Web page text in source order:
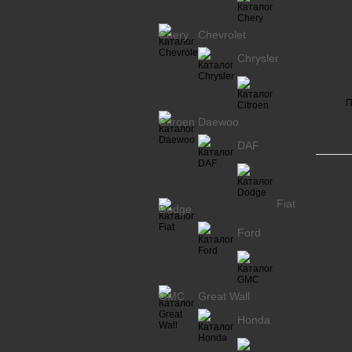
Chery
Chevrolet
Chrysler
Citroen Daewoo
DAF
Dodge Fiat
Ford
GMC
Great Wall
Honda